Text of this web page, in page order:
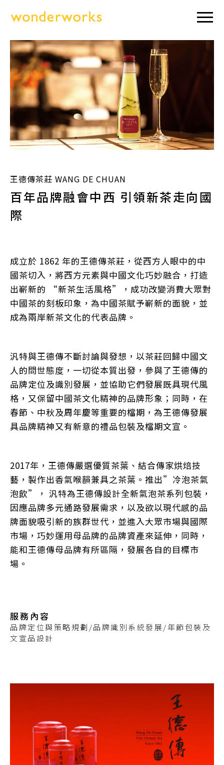
王德傳茶莊 WANG DE CHUAN
百年品牌融會中西 引領新茶走向國
際
成立於 1862 年的王德傳茶莊，從西方人眼中的中
國茶切入，將西方元素與中國文化巧妙融合，打造
出嶄新的 “新茶生活風格”，成功改變消費大眾對
中國茶的刻板印象，為中國茶賦予嶄新的面貌，並
成為兩岸新茶文化的代表品牌。
汎特與王德傳不斷討論與發想，以茶莊回歸中國文
人的問世態度，一切從本質出發，參與了王德傳的
品牌定位及識別發展，並協助它們發展既具現代風
格，又保留中國茶文化精神的品牌形象；同時，在
春節、中秋及周年慶等重要的檔期，為王德傳發展
具品牌精神又有新意的禮品包裝及檔期文宣。
2017年，王德傳嚴選優質茶葉、結合傳家烘焙技
藝，製作出香氣喉韻兼具之茶葉。推出”冷泡茶氣
泡飲”， 汎特為王德傳設計全新氣泡茶系列包裝，
因應品牌多元通路發展需求，以及欲以現代感的品
牌面貌吸引新的族群世代，並進入大眾市場與國際
市場，巧妙運用母品牌的品牌資產來延伸，同時，
能和王德傳母品牌有所區隔，發展各自的目標市
場。
服務內容
品牌定位與策略規劃/品牌識別系統發展/年節包裝及
文宣品設計